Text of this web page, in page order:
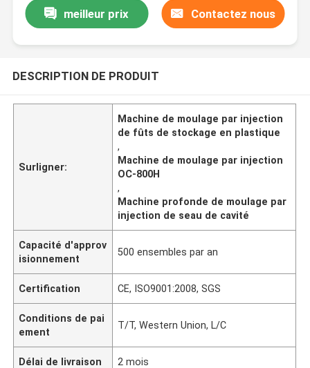
meilleur prix Contactez nous
DESCRIPTION DE PRODUIT
Surligner:
Machine de moulage par injection
de fûts de stockage en plastique
,
Machine de moulage par injection
OC-800H
,
Machine profonde de moulage par
injection de seau de cavité
Capacité d'approv
isionnement
500 ensembles par an
Certification CE, ISO9001:2008, SGS
Conditions de pai
ement
T/T, Western Union, L/C
Délai de livraison 2 mois